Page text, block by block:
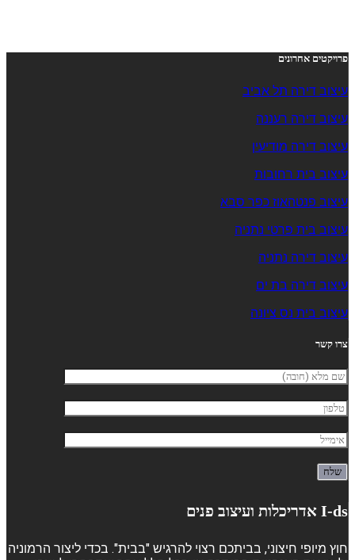
פרויקטים אחרונים
עיצוב דירה תל אביב
עיצוב דירה רעננה
עיצוב דירה מודיעין
עיצוב בית רחובות
עיצוב פנטהאוז כפר סבא
עיצוב בית פרטי נתניה
עיצוב דירה נתניה
עיצוב דירה בת ים
עיצוב בית נס ציונה
צרו קשר
I-ds אדריכלות ועיצוב פנים
חוץ מיופי חיצוני, בביתכם רצוי להרגיש "בבית". בכדי ליצור הרמוניה